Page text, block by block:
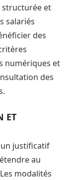
structurée et
salariés
des
numériques et
des
ET
justificatif
au
modalités